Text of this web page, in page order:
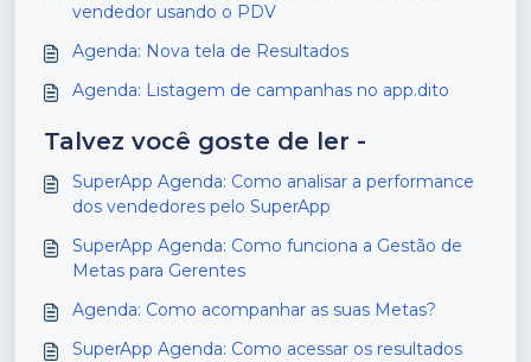
vendedor usando o PDV
Agenda: Nova tela de Resultados
Agenda: Listagem de campanhas no app.dito
Talvez você goste de ler -
SuperApp Agenda: Como analisar a performance
dos vendedores pelo SuperApp
SuperApp Agenda: Como funciona a Gestão de
Metas para Gerentes
Agenda: Como acompanhar as suas Metas?
SuperApp Agenda: Como acessar os resultados